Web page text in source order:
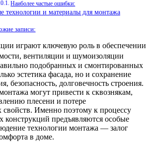
Наиболее частые ошибки:
технологии и материалы для монтажа
записи:
играют ключевую роль в обеспечении
вентиляции и шумоизоляции
подобранных и смонтированных
эстетика фасада, но и сохранение
безопасность, долговечность строения.
могут привести к сквознякам,
плесени и потере
свойств. Именно поэтому к процессу
конструкций предъявляются особые
технологии монтажа — залог
в доме.